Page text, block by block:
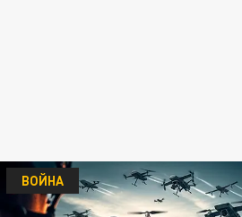
ВОЙНА